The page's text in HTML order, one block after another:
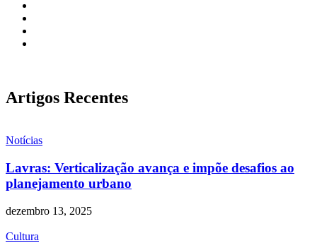
Artigos Recentes
Notícias
Lavras: Verticalização avança e impõe desafios ao
planejamento urbano
dezembro 13, 2025
Cultura